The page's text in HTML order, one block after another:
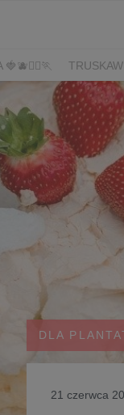
BERRY INNOVATION
2020 LATO Z
DLA
21 czerwca